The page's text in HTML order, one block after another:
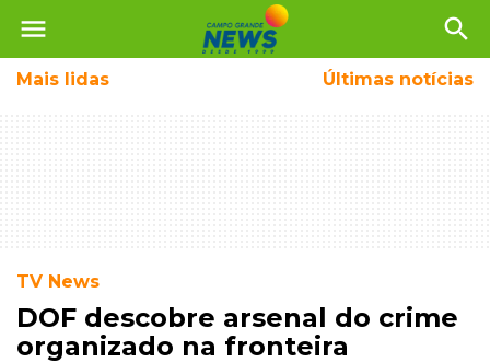
menu search
Mais lidas Últimas notícias
TV News
DOF descobre arsenal do crime
organizado na fronteira